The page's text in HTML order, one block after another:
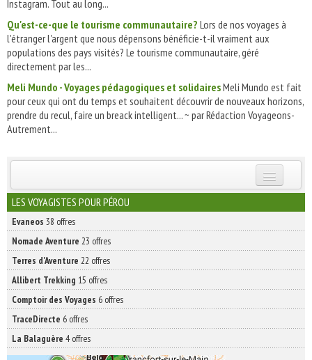
Instagram. Tout au long...
Qu'est-ce-que le tourisme communautaire? Lors de nos voyages à
l'étranger l'argent que nous dépensons bénéficie-t-il vraiment aux
populations des pays visités? Le tourisme communautaire, géré
directement par les...
Meli Mundo - Voyages pédagogiques et solidairesMeli Mundo est fait
pour ceux qui ont du temps et souhaitent découvrir de nouveaux horizons,
prendre du recul, faire un breack intelligent... ~ par Rédaction Voyageons-
Autrement...
INSCRIVEZ-VOUS | ABONNEZ-VOUS
LES VOYAGISTES POUR PÉROU
Evaneos 38 offres
Nomade Aventure 23 offres
Terres d'Aventure 22 offres
Allibert Trekking 15 offres
Comptoir des Voyages 6 offres
TraceDirecte 6 offres
La Balaguère 4 offres